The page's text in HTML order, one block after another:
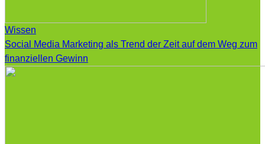
Wissen
Social Media Marketing als Trend der Zeit auf dem Weg zum
finanziellen Gewinn